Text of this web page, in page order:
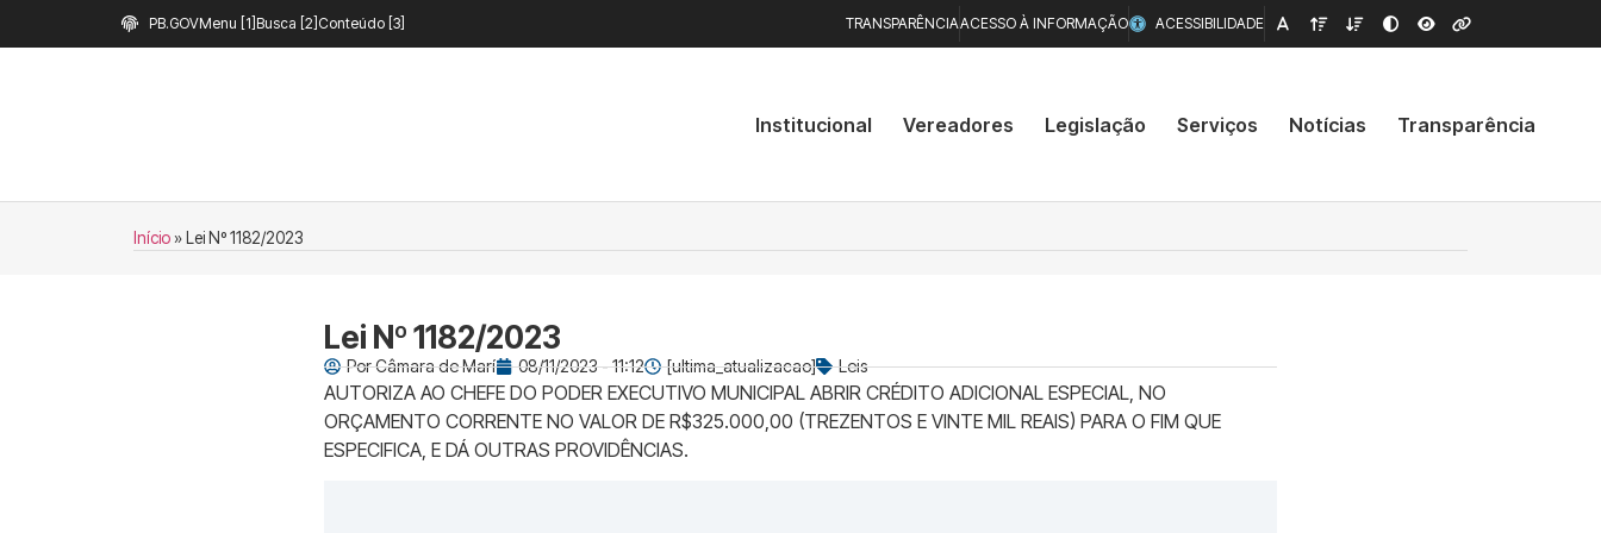
PB.GOVMenu [1] Busca [2] Conteúdo [3] TRANSPARÊNCIAACESSO À INFORMAÇÃO ACESSIBILIDADE
Institucional Vereadores Legislação Serviços Notícias Transparência
Início» Lei Nº 1182/2023
Lei Nº 1182/2023
PorCâmara de Marí 08/11/2023 - 11:12 [ultima_atualizacao] Leis
AUTORIZA AO CHEFE DO PODER EXECUTIVO MUNICIPAL ABRIR CRÉDITO ADICIONAL ESPECIAL, NO
ORÇAMENTO CORRENTE NO VALOR DE R$325.000,00 (TREZENTOS E VINTE MIL REAIS) PARA O FIM QUE
ESPECIFICA, E DÁ OUTRAS PROVIDÊNCIAS.